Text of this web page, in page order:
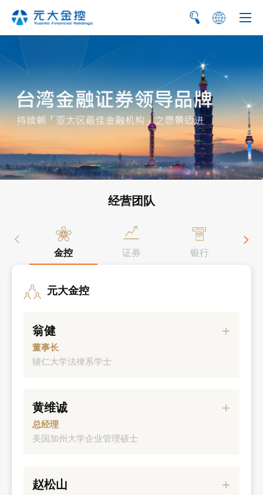
繁 EN
经营团队
金控 证券 银行
元大金控
翁健
董事长
辅仁大学法律系学士
元大金控总经理
元大银行董事长
元大壹创投董事长
黄维诚
总经理
美国加州大学企业管理硕士
元大证券副董事长、总经理
赵松山